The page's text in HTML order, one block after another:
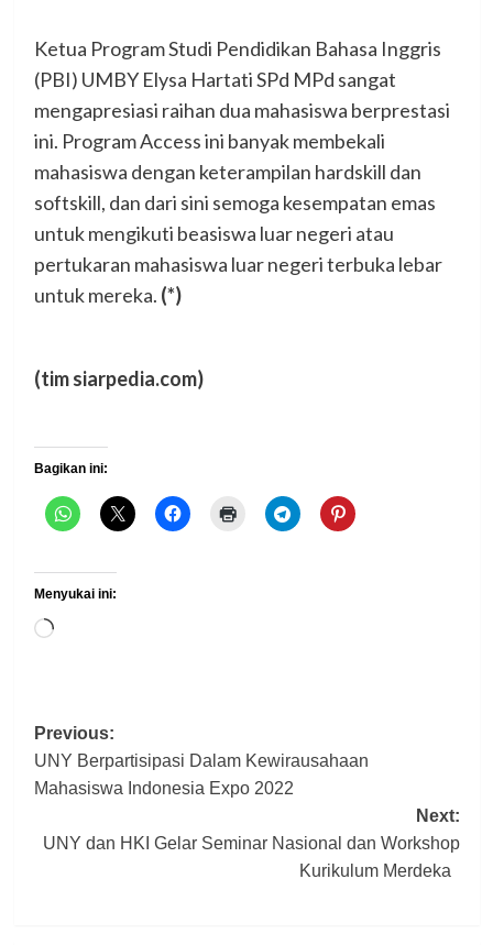
Ketua Program Studi Pendidikan Bahasa Inggris
(PBI) UMBY Elysa Hartati SPd MPd sangat
mengapresiasi raihan dua mahasiswa berprestasi
ini. Program Access ini banyak membekali
mahasiswa dengan keterampilan hardskill dan
softskill, dan dari sini semoga kesempatan emas
untuk mengikuti beasiswa luar negeri atau
pertukaran mahasiswa luar negeri terbuka lebar
untuk mereka. (*)
(tim siarpedia.com)
Bagikan ini:
Menyukai ini:
Memuat...
Post
navigation
Previous:
UNY Berpartisipasi Dalam Kewirausahaan
Mahasiswa Indonesia Expo 2022
Next:
UNY dan HKI Gelar Seminar Nasional dan Workshop
Kurikulum Merdeka